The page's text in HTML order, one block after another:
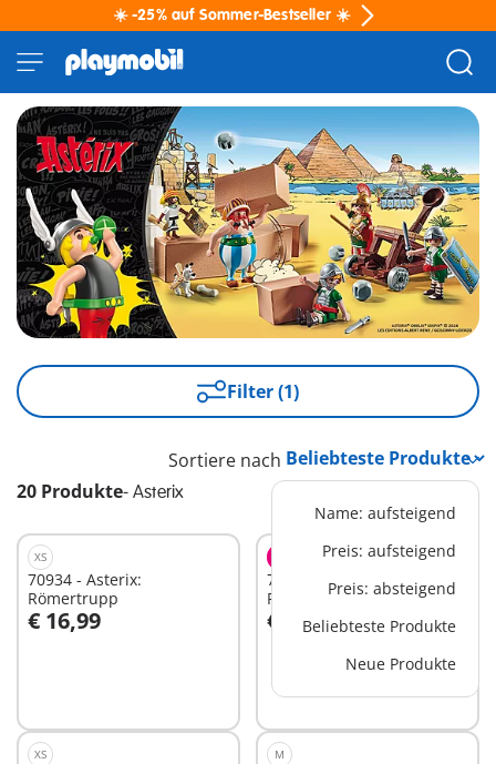
☀️ -25% auf Sommer-Bestseller ☀️
Filter (1)
20 Produkte- Asterix
Sortiere nach
Name: aufsteigend
Preis: aufsteigend
Preis: absteigend
Beliebteste Produkte
Neue Produkte
XS
70934 - Asterix:
Römertrupp
€ 16,99
In den Warenkorb
BESTSELLER L
71542 - Asterix:
Römerlager
€ 79,99
In den Warenkorb
XS M